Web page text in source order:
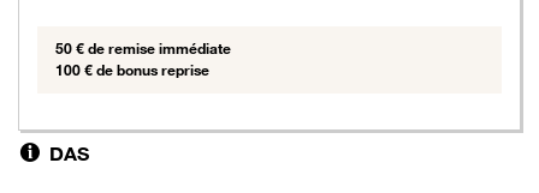
50 € de remise immédiate
100 € de bonus reprise
DAS